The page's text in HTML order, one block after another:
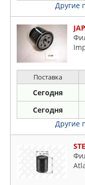
Другие
Поставка
Сегодня
Сегодня
Другие